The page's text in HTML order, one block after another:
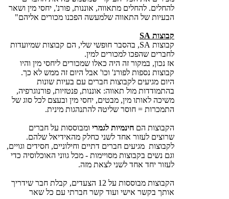
להחלים. להחלים מתאווה, אוננות, פורנ', יחסי מין ושאר
הבעיות של התאווה שלמעשה הפכנו מכורים אליהם"
קבוצות SA
קבוצות SA, בהסבר חופשי שלי, הם קבוצות שמיועדות
לחברים שהפכו למכורים למין.
אז נכון, במקור זה היה כאלו שמכורים ליחסי מין והיו
קבוצות נספות לפורנ' וכו' אבל היום זה ממש לא כך.
היום מגיעים לקבוצות חברים עם בעיות שונות
בהתמודדות מול תאווה: אוננות, פנטזיות, פורנוגרפיה,
משיכה לאותו מין, מבטים, יחסי מין ובעצם לכל סוג של
התמכרות = חוסר שליטה להתנהגות מינית.
הקבוצות הם חינמיות לגמרי ומבוססות על חברים
שרוצים לעזור אחד לשני כחלק מהאידיאל שלהם.
לקבוצות מגיעים חברים דתיים וחילוניים, חסידים וגויים,
וגם נשים בקבוצות מסויימות - מכל גווני האוכלוסיה כדי
לעזור יחד אחד לשני לצאת מזה.
הקבוצות מבוססות על 12 הצעדים, קבלת חבר שידריך
אותך בקשר אישי ועוד קשר חברתי עם כל שאר